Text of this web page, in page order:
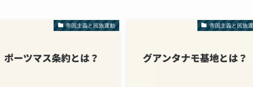
帝国主義と民族運動 帝国主義と民族